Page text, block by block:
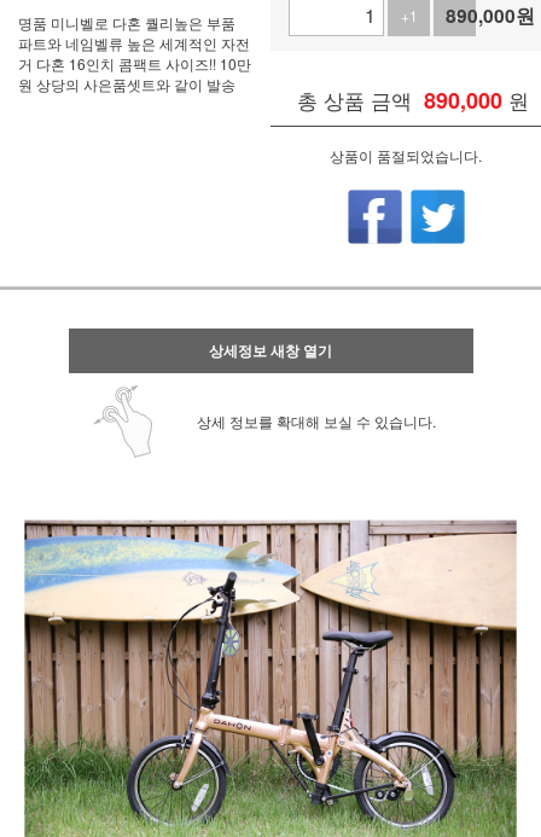
명품 미니벨로 다혼 퀄리높은 부품
파트와 네임벨류 높은 세계적인 자전
거 다혼 16인치 콤팩트 사이즈!! 10만
원 상당의 사은품셋트와 같이 발송
+1
-1
890,000원
총 상품 금액 890,000 원
상품이 품절되었습니다.
상세정보 새창 열기
상세 정보를 확대해 보실 수 있습니다.